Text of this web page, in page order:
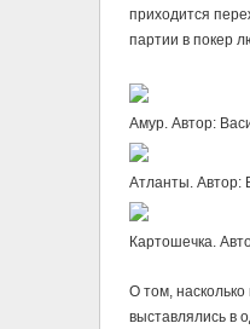
приходится
партии в покер
Амур. Автор:
Атланты. Автор:
Картошечка.
О том,
выставлялись в